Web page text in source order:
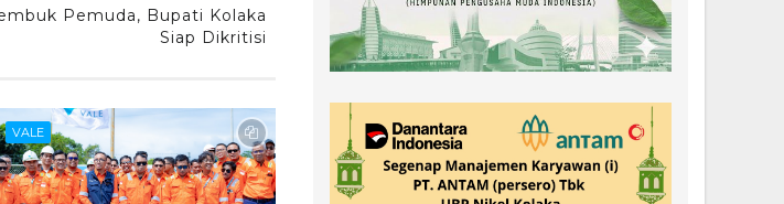
Pemuda, Bupati Kolaka
Siap Dikritisi
VALE